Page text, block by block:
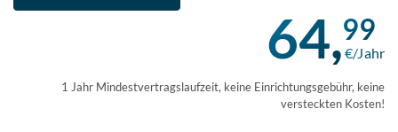
64,99
€/Jahr
1 Jahr Mindestvertragslaufzeit, keine Einrichtungsgebühr, keine
versteckten Kosten!